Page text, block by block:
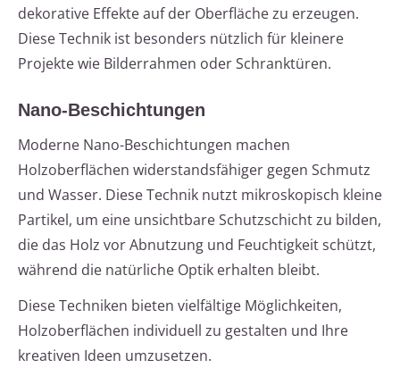
dekorative Effekte auf der Oberfläche zu erzeugen.
Diese Technik ist besonders nützlich für kleinere
Projekte wie Bilderrahmen oder Schranktüren.
Nano-Beschichtungen
Moderne Nano-Beschichtungen machen
Holzoberflächen widerstandsfähiger gegen Schmutz
und Wasser. Diese Technik nutzt mikroskopisch kleine
Partikel, um eine unsichtbare Schutzschicht zu bilden,
die das Holz vor Abnutzung und Feuchtigkeit schützt,
während die natürliche Optik erhalten bleibt.
Diese Techniken bieten vielfältige Möglichkeiten,
Holzoberflächen individuell zu gestalten und Ihre
kreativen Ideen umzusetzen.